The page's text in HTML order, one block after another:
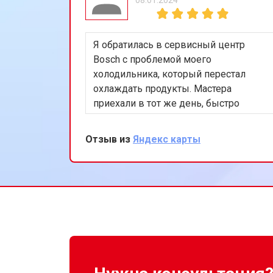
Ремонт или замена пружины
Замена платы сенсорного
Замена водоприёмника
Замена панели управления
Замена блока управления
Ремонт/замена датчика
Я обратилась в сервисный центр
Bosch с проблемой моего
холодильника, который перестал
охлаждать продукты. Мастера
приехали в тот же день, быстро
нашли и устранили неисправность в
системе охлаждения. Я очень
довольна их оперативностью и
качеством работы. Спасибо за
холодильника!
Отзыв из Яндекс карты